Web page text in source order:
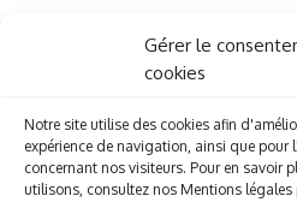
Gérer le
cookies
Notre site utilise des cookies afin
expérience de navigation, ainsi que pour
concernant nos visiteurs. Pour en savoir
utilisons, consultez nos Mentions légales
après-midi en classe de Première
distribués en début d’année pour